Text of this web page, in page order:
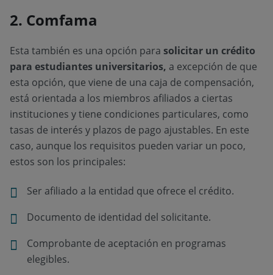
2. Comfama
Esta también es una opción para solicitar un crédito
para estudiantes universitarios, a excepción de que
esta opción, que viene de una caja de compensación,
está orientada a los miembros afiliados a ciertas
instituciones y tiene condiciones particulares, como
tasas de interés y plazos de pago ajustables. En este
caso, aunque los requisitos pueden variar un poco,
estos son los principales:
Ser afiliado a la entidad que ofrece el crédito.
Documento de identidad del solicitante.
Comprobante de aceptación en programas
elegibles.